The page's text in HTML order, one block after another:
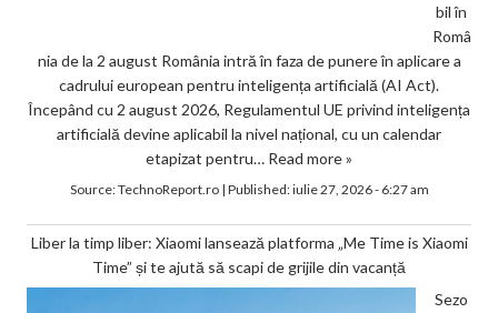
bil în
Româ
nia de la 2 august România intră în faza de punere în aplicare a
cadrului european pentru inteligența artificială (AI Act).
Începând cu 2 august 2026, Regulamentul UE privind inteligența
artificială devine aplicabil la nivel național, cu un calendar
etapizat pentru… Read more »
Source:TechnoReport.ro| Published:iulie 27, 2026 - 6:27 am
Liber la timp liber: Xiaomi lansează platforma „Me Time is Xiaomi
Time” și te ajută să scapi de grijile din vacanță
Sezo